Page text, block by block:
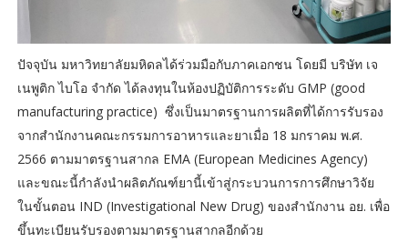
ปัจจุบัน มหาวิทยาลัยมหิดลได้ร่วมมือกับภาคเอกชน โดยมี บริษัท เจ
เนพูติก ไบโอ จำกัด ได้ลงทุนในห้องปฏิบัติการระดับ GMP (good
manufacturing practice) ซึ่งเป็นมาตรฐานการผลิตที่ได้การรับรอง
จากสำนักงานคณะกรรมการอาหารและยาเมื่อ 18 มกราคม พ.ศ.
2566 ตามมาตรฐานสากล EMA (European Medicines Agency)
และขณะนี้กำลังนำผลิตภัณฑ์ยานี้เข้าสู่กระบวนการการศึกษาวิจัย
ในขั้นตอน IND (Investigational New Drug) ของสำนักงาน อย. เพื่อ
ขึ้นทะเบียนรับรองตามมาตรฐานสากลอีกด้วย